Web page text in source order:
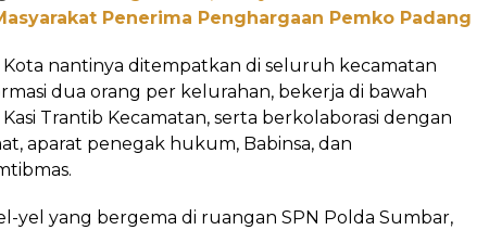
Penerima Penghargaan Pemko Padang
nantinya ditempatkan di seluruh kecamatan
dua orang per kelurahan, bekerja di bawah
Kasi Trantib Kecamatan, serta berkolaborasi dengan
aparat penegak hukum, Babinsa, dan
yel yang bergema di ruangan SPN Polda Sumbar,